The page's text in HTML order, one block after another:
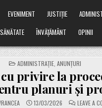
EVENIMENT JUSTIȚIE
SĂNĂTATE ÎNVĂȚĂMÂNT OPINII
POSTED
IN
ADMINISTRAȚIE ,ANUNȚURI
cu privire la
planuri și
13/03/2026 LEAVE A